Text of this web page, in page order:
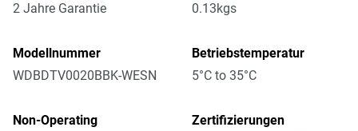
2 Jahre Garantie
0.13kgs
Modellnummer
WDBDTV0020BBK-WESN
Betriebstemperatur
5°C to 35°C
Non-Operating
Zertifizierungen